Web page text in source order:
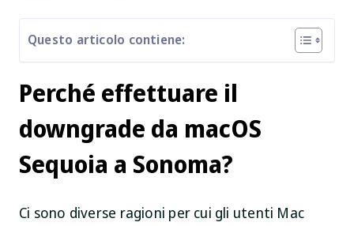
Questo articolo contiene:
Perché effettuare il
downgrade da macOS
Sequoia a Sonoma?
Ci sono diverse ragioni per cui gli utenti Mac